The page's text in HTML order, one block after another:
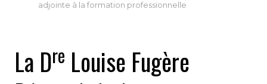
adjointe à la formation professionnelle
La Dre Louise Fugère